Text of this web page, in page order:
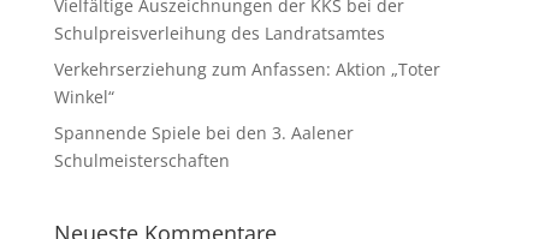
Vielfältige Auszeichnungen der KKS bei der
Schulpreisverleihung des Landratsamtes
Verkehrserziehung zum Anfassen: Aktion „Toter
Winkel“
Spannende Spiele bei den 3. Aalener
Schulmeisterschaften
Neueste Kommentare